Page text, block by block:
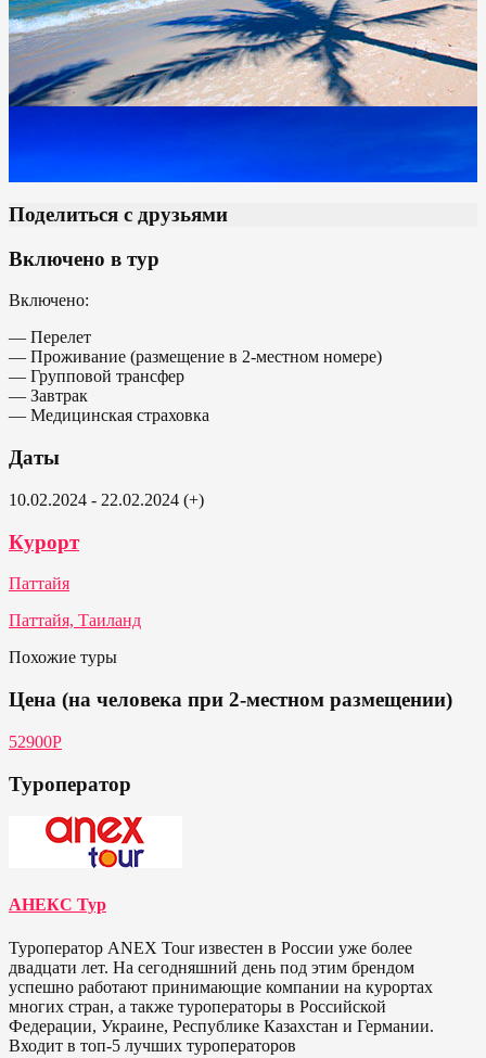
Поделиться с друзьями
Включено в тур
Включено:
— Перелет
— Проживание (размещение в 2-местном номере)
— Групповой трансфер
— Завтрак
— Медицинская страховка
Даты
10.02.2024 - 22.02.2024 (+)
Курорт
Паттайя
Паттайя, Таиланд
Похожие туры
Цена (на человека при 2-местном размещении)
52900Р
Туроператор
АНЕКС Тур
Туроператор ANEX Tour известен в России уже более
двадцати лет. На сегодняшний день под этим брендом
успешно работают принимающие компании на курортах
многих стран, а также туроператоры в Российской
Федерации, Украине, Республике Казахстан и Германии.
Входит в топ-5 лучших туроператоров